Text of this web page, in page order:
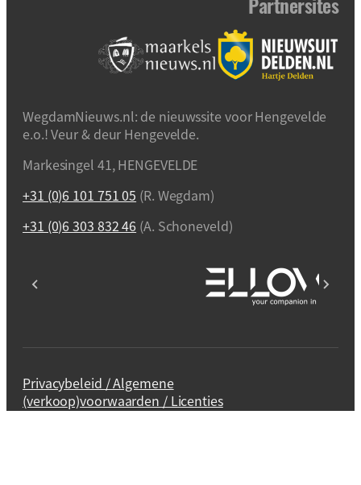
WegdamNieuws.nl: de nieuwssite voor Hengevelde
e.o.! Veur & deur Hengevelde.
Markesingel 41, HENGEVELDE
+31 (0)6 101 751 05 (R. Wegdam)
+31 (0)6 303 832 46 (A. Schoneveld)
Privacybeleid / Algemene
(verkoop)voorwaarden / Licenties